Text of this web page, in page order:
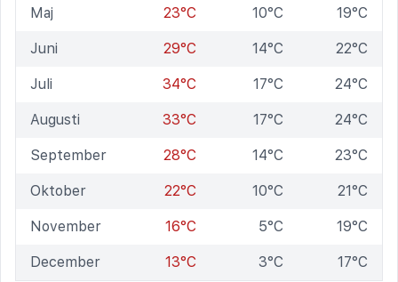
Maj 23°C 10°C 19°C
Juni 29°C 14°C 22°C
Juli 34°C 17°C 24°C
Augusti 33°C 17°C 24°C
September 28°C 14°C 23°C
Oktober 22°C 10°C 21°C
November 16°C 5°C 19°C
December 13°C 3°C 17°C